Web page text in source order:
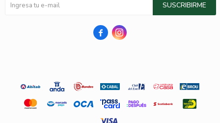
SUSCRIBIRME
 